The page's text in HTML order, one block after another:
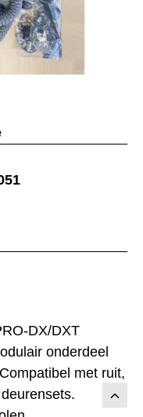
DX/DXT
onderdeel
met ruit,